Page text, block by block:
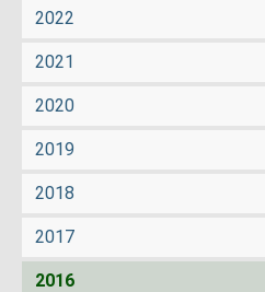
2022
2021
2020
2019
2018
2017
2016